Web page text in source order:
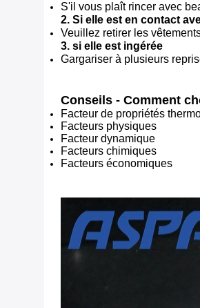
S'il vous plaît rincer avec
2. Si elle est en contact
Veuillez retirer les
3. si elle est ingérée
Gargariser à plusieurs
Conseils - Comment
Facteur de propriétés
Facteurs physiques
Facteur dynamique
Facteurs chimiques
Facteurs économiques